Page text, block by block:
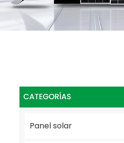
CATEGORÍAS
Panel solar